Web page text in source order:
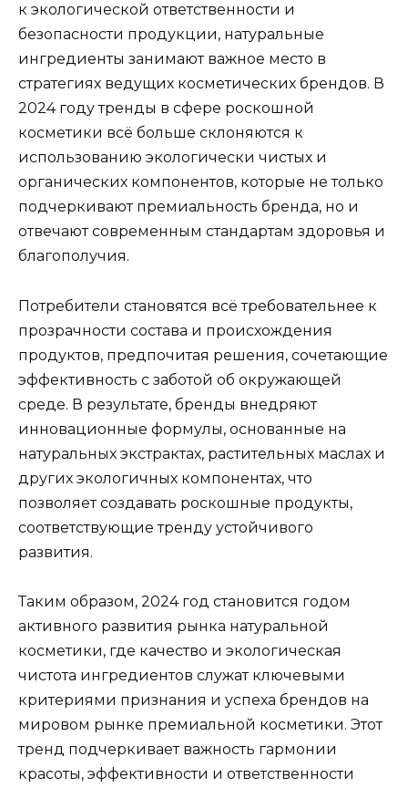
к экологической ответственности и
безопасности продукции, натуральные
ингредиенты занимают важное место в
стратегиях ведущих косметических брендов. В
2024 году тренды в сфере роскошной
косметики всё больше склоняются к
использованию экологически чистых и
органических компонентов, которые не только
подчеркивают премиальность бренда, но и
отвечают современным стандартам здоровья и
благополучия.
Потребители становятся всё требовательнее к
прозрачности состава и происхождения
продуктов, предпочитая решения, сочетающие
эффективность с заботой об окружающей
среде. В результате, бренды внедряют
инновационные формулы, основанные на
натуральных экстрактах, растительных маслах и
других экологичных компонентах, что
позволяет создавать роскошные продукты,
соответствующие тренду устойчивого
развития.
Таким образом, 2024 год становится годом
активного развития рынка натуральной
косметики, где качество и экологическая
чистота ингредиентов служат ключевыми
критериями признания и успеха брендов на
мировом рынке премиальной косметики. Этот
тренд подчеркивает важность гармонии
красоты, эффективности и ответственности